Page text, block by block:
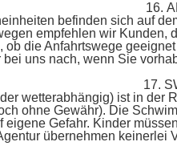
16.
befinden sich auf
empfehlen wir Kunden,
ob die Anfahrtswege
bei uns nach, wenn Sie
17.
wetterabhängig) ist in der
ohne Gewähr). Die
Gefahr. Kinder
übernehmen keinerlei